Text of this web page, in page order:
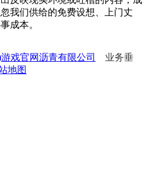
我们供给的免费设想、上门丈
成本。
游戏官网沥青有限公司
业务垂
地图